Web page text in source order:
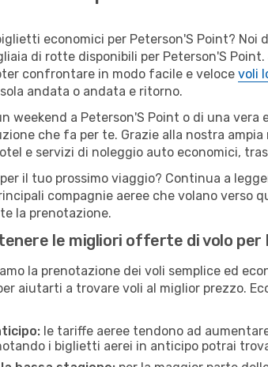
economici per Peterson'S Point?
di rotte disponibili per Peterson'S
confrontare in modo facile e veloce voli
andata o andata e ritorno.
weekend a Peterson'S Point o di una
che fa per te. Grazie alla nostra
e servizi di noleggio auto economici,
il tuo prossimo viaggio? Continua a
compagnie aeree che volano
la prenotazione.
le migliori offerte di volo per
la prenotazione dei voli semplice ed
aiutarti a trovare voli al miglior prezzo.
le tariffe aeree tendono ad
i biglietti aerei in anticipo potrai